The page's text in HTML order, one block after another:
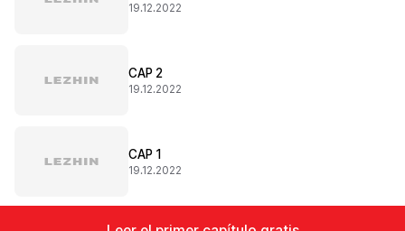
19.12.2022
CAP 2
19.12.2022
CAP 1
19.12.2022